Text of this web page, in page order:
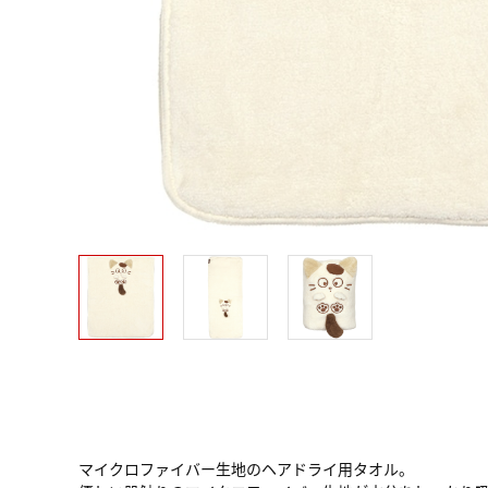
マイクロファイバー生地のヘアドライ用タオル。